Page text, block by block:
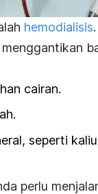
hemodialisis
cairan.
seperti
perlu